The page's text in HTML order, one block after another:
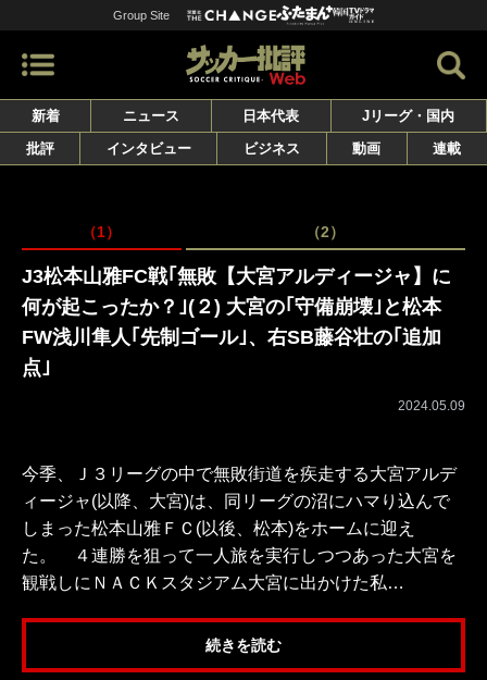
Group Site
新着 ニュース 日本代表
Jリーグ・国内
批評
インタビュー ビジネス 動画 連載
（1） （2）
J3松本山雅FC戦｢無敗【大宮アルディージャ】に
何が起こったか？｣(２) 大宮の｢守備崩壊｣と松本
FW浅川隼人｢先制ゴール｣、右SB藤谷壮の｢追加
点｣
2024.05.09
今季、Ｊ３リーグの中で無敗街道を疾走する大宮アルデ
ィージャ(以降、大宮)は、同リーグの沼にハマり込んで
しまった松本山雅ＦＣ(以後、松本)をホームに迎え
た。 ４連勝を狙って一人旅を実行しつつあった大宮を
観戦しにＮＡＣＫスタジアム大宮に出かけた私…
続きを読む